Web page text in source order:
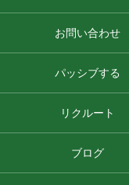
お問い合わせ
パッシブする
リクルート
ブログ